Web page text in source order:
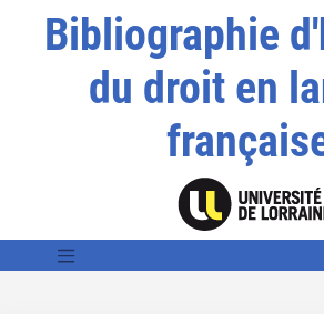
Bibliographie
du droit en